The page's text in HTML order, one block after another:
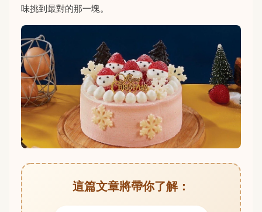
味挑到最對的那一塊。
這篇文章將帶你了解：